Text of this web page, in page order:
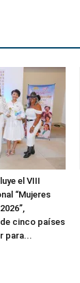
el VIII
“Mujeres
cinco países
para...